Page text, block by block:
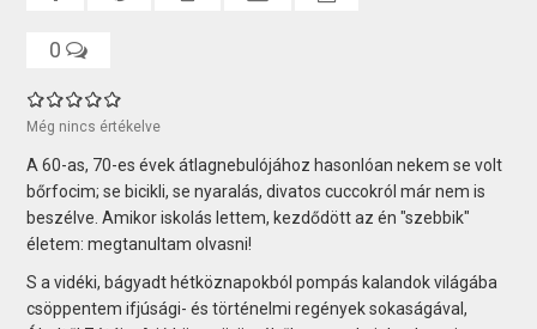
0
Még nincs értékelve
A 60-as, 70-es évek átlagnebulójához hasonlóan nekem se volt
bőrfocim; se bicikli, se nyaralás, divatos cuccokról már nem is
beszélve. Amikor iskolás lettem, kezdődött az én "szebbik"
életem: megtanultam olvasni!
S a vidéki, bágyadt hétköznapokból pompás kalandok világába
csöppentem ifjúsági- és történelmi regények sokaságával,